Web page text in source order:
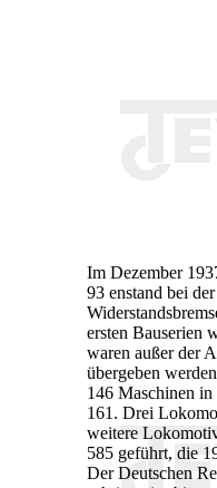
Im Dezember
93 enstand bei
ersten Bauserien
waren außer der
übergeben
146 Maschinen
161. Drei
weitere
585 geführt, die
Der Deutschen